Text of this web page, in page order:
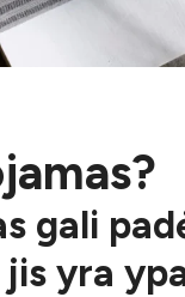
gali
yra